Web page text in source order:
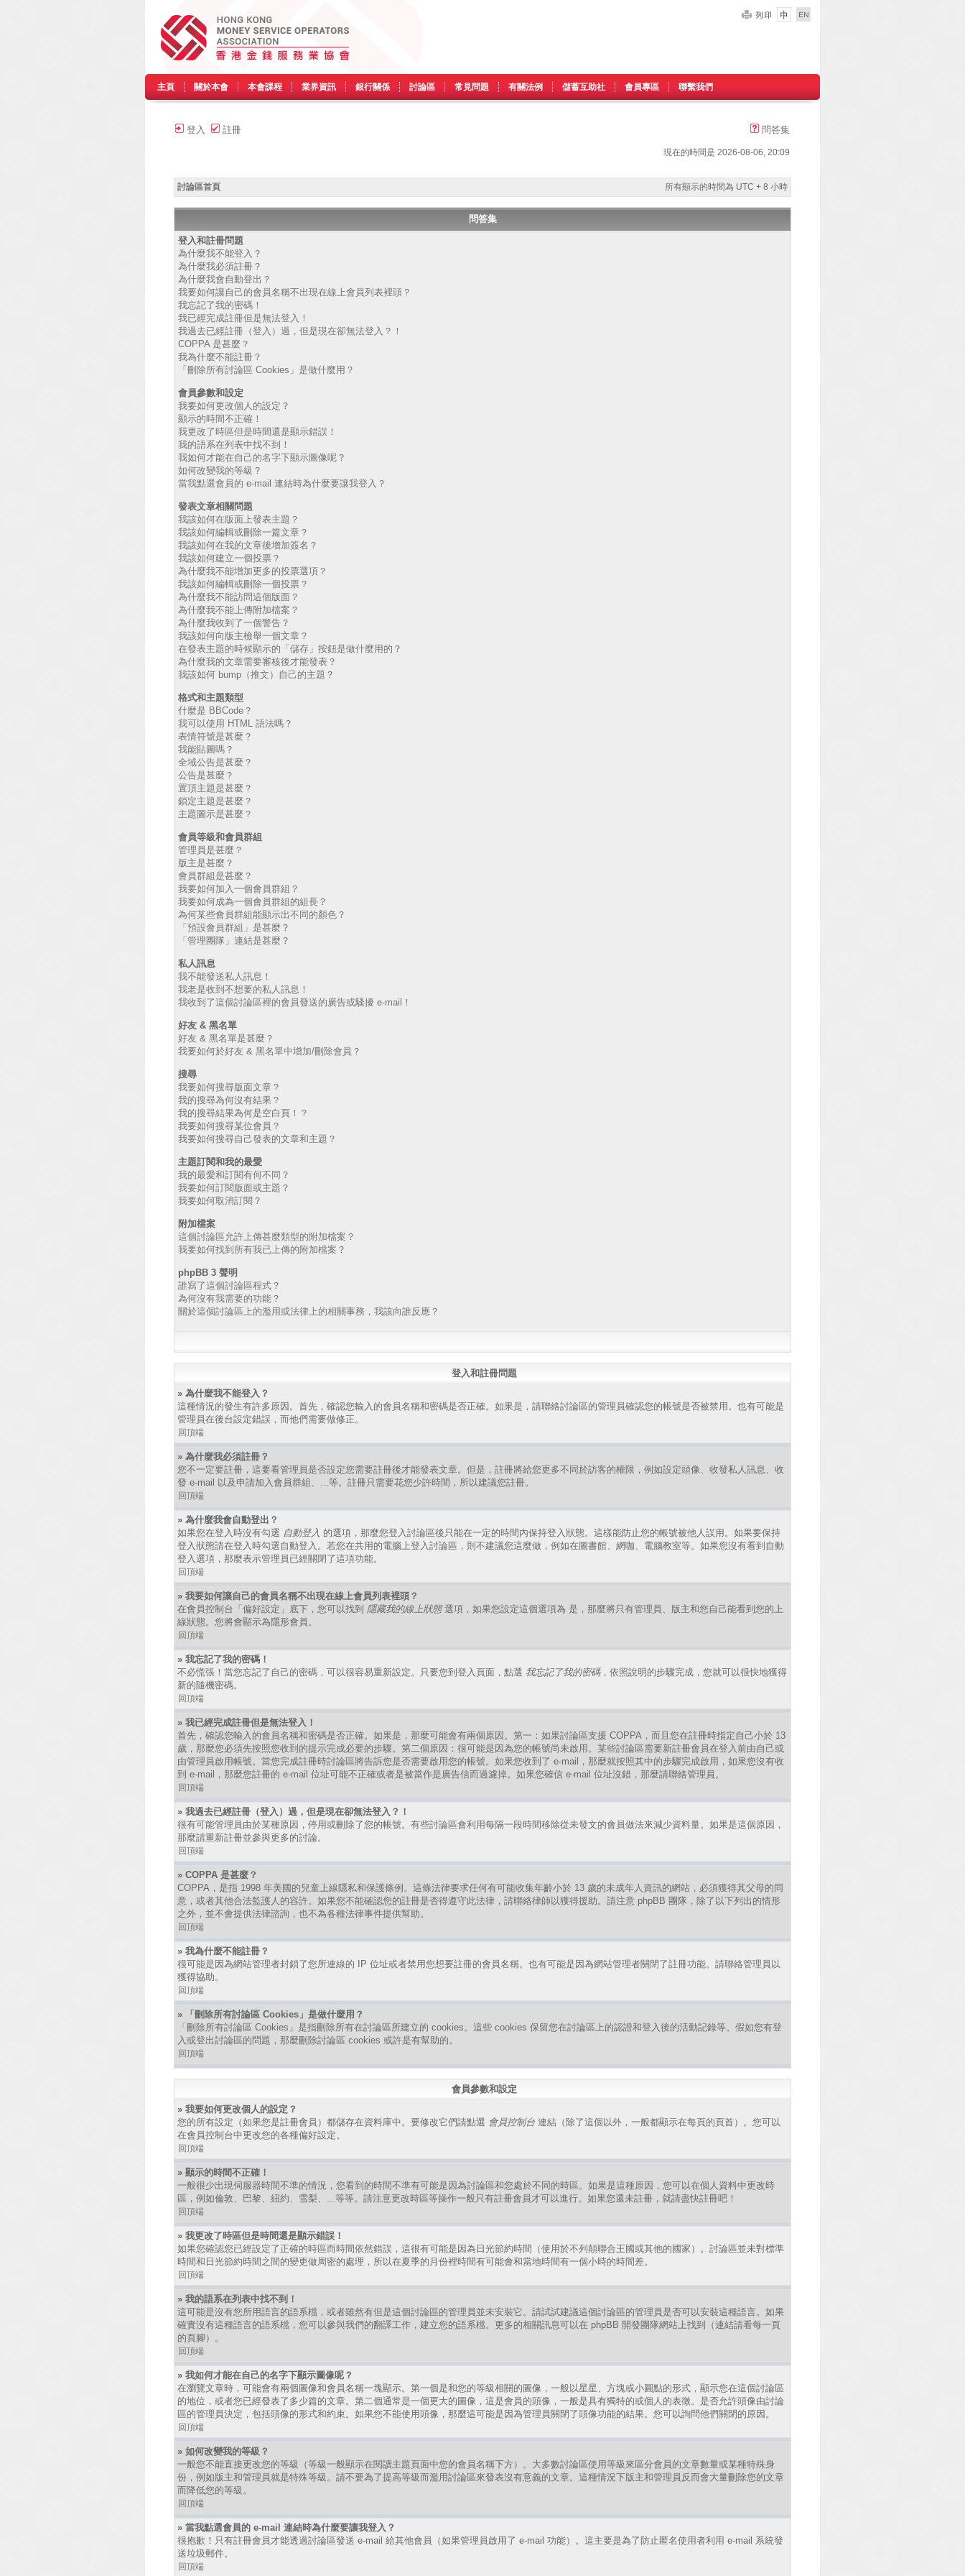
主頁 關於本會 本會課程 業界資訊 銀行關係 討論區 常見問題 有關法例 儲蓄互助社 會員專區 聯繫我們
登入 註冊 問答集
現在的時間是 2026-08-06, 20:09
討論區首頁 所有顯示的時間為 UTC + 8 小時
問答集
登入和註冊問題
為什麼我不能登入？
為什麼我必須註冊？
為什麼我會自動登出？
我要如何讓自己的會員名稱不出現在線上會員列表裡頭？
我忘記了我的密碼！
我已經完成註冊但是無法登入！
我過去已經註冊（登入）過，但是現在卻無法登入？！
COPPA 是甚麼？
我為什麼不能註冊？
「刪除所有討論區 Cookies」是做什麼用？
會員參數和設定
我要如何更改個人的設定？
顯示的時間不正確！
我更改了時區但是時間還是顯示錯誤！
我的語系在列表中找不到！
我如何才能在自己的名字下顯示圖像呢？
如何改變我的等級？
當我點選會員的 e-mail 連結時為什麼要讓我登入？
發表文章相關問題
我該如何在版面上發表主題？
我該如何編輯或刪除一篇文章？
我該如何在我的文章後增加簽名？
我該如何建立一個投票？
為什麼我不能增加更多的投票選項？
我該如何編輯或刪除一個投票？
為什麼我不能訪問這個版面？
為什麼我不能上傳附加檔案？
為什麼我收到了一個警告？
我該如何向版主檢舉一個文章？
在發表主題的時候顯示的「儲存」按鈕是做什麼用的？
為什麼我的文章需要審核後才能發表？
我該如何 bump（推文）自己的主題？
格式和主題類型
什麼是 BBCode？
我可以使用 HTML 語法嗎？
表情符號是甚麼？
我能貼圖嗎？
全域公告是甚麼？
公告是甚麼？
置頂主題是甚麼？
鎖定主題是甚麼？
主題圖示是甚麼？
會員等級和會員群組
管理員是甚麼？
版主是甚麼？
會員群組是甚麼？
我要如何加入一個會員群組？
我要如何成為一個會員群組的組長？
為何某些會員群組能顯示出不同的顏色？
「預設會員群組」是甚麼？
「管理團隊」連結是甚麼？
私人訊息
我不能發送私人訊息！
我老是收到不想要的私人訊息！
我收到了這個討論區裡的會員發送的廣告或騷擾 e-mail！
好友 & 黑名單
好友 & 黑名單是甚麼？
我要如何於好友 & 黑名單中增加/刪除會員？
搜尋
我要如何搜尋版面文章？
我的搜尋為何沒有結果？
我的搜尋結果為何是空白頁！？
我要如何搜尋某位會員？
我要如何搜尋自己發表的文章和主題？
主題訂閱和我的最愛
我的最愛和訂閱有何不同？
我要如何訂閱版面或主題？
我要如何取消訂閱？
附加檔案
這個討論區允許上傳甚麼類型的附加檔案？
我要如何找到所有我已上傳的附加檔案？
phpBB 3 聲明
誰寫了這個討論區程式？
為何沒有我需要的功能？
關於這個討論區上的濫用或法律上的相關事務，我該向誰反應？
登入和註冊問題
» 為什麼我不能登入？
這種情況的發生有許多原因。首先，確認您輸入的會員名稱和密碼是否正確。如果是，請聯絡討論區的管理員確認您的帳號是否被禁用。也有可能是
管理員在後台設定錯誤，而他們需要做修正。
回頂端
» 為什麼我必須註冊？
您不一定要註冊，這要看管理員是否設定您需要註冊後才能發表文章。但是，註冊將給您更多不同於訪客的權限，例如設定頭像、收發私人訊息、收
發 e-mail 以及申請加入會員群組、...等。註冊只需要花您少許時間，所以建議您註冊。
回頂端
» 為什麼我會自動登出？
如果您在登入時沒有勾選 自動登入 的選項，那麼您登入討論區後只能在一定的時間內保持登入狀態。這樣能防止您的帳號被他人誤用。如果要保持
登入狀態請在登入時勾選自動登入。若您在共用的電腦上登入討論區，則不建議您這麼做，例如在圖書館、網咖、電腦教室等。如果您沒有看到自動
登入選項，那麼表示管理員已經關閉了這項功能。
回頂端
» 我要如何讓自己的會員名稱不出現在線上會員列表裡頭？
在會員控制台「偏好設定」底下，您可以找到 隱藏我的線上狀態選項，如果您設定這個選項為 是 ，那麼將只有管理員、版主和您自己能看到您的上
線狀態。您將會顯示為隱形會員。
回頂端
» 我忘記了我的密碼！
不必慌張！當您忘記了自己的密碼，可以很容易重新設定。只要您到登入頁面，點選 我忘記了我的密碼，依照說明的步驟完成，您就可以很快地獲得
新的隨機密碼。
回頂端
» 我已經完成註冊但是無法登入！
首先，確認您輸入的會員名稱和密碼是否正確。如果是，那麼可能會有兩個原因。第一：如果討論區支援 COPPA，而且您在註冊時指定自己小於 13
歲，那麼您必須先按照您收到的提示完成必要的步驟。第二個原因：很可能是因為您的帳號尚未啟用。某些討論區需要新註冊會員在登入前由自己或
由管理員啟用帳號。當您完成註冊時討論區將告訴您是否需要啟用您的帳號。如果您收到了 e-mail，那麼就按照其中的步驟完成啟用，如果您沒有收
到 e-mail，那麼您註冊的 e-mail 位址可能不正確或者是被當作是廣告信而過濾掉。如果您確信 e-mail 位址沒錯，那麼請聯絡管理員。
回頂端
» 我過去已經註冊（登入）過，但是現在卻無法登入？！
很有可能管理員由於某種原因，停用或刪除了您的帳號。有些討論區會利用每隔一段時間移除從未發文的會員做法來減少資料量。如果是這個原因，
那麼請重新註冊並參與更多的討論。
回頂端
» COPPA 是甚麼？
COPPA，是指 1998 年美國的兒童上線隱私和保護條例。這條法律要求任何有可能收集年齡小於 13 歲的未成年人資訊的網站，必須獲得其父母的同
意，或者其他合法監護人的容許。如果您不能確認您的註冊是否得遵守此法律，請聯絡律師以獲得援助。請注意 phpBB 團隊，除了以下列出的情形
之外，並不會提供法律諮詢，也不為各種法律事件提供幫助。
回頂端
» 我為什麼不能註冊？
很可能是因為網站管理者封鎖了您所連線的 IP 位址或者禁用您想要註冊的會員名稱。也有可能是因為網站管理者關閉了註冊功能。請聯絡管理員以
獲得協助。
回頂端
» 「刪除所有討論區 Cookies」是做什麼用？
「刪除所有討論區 Cookies」是指刪除所有在討論區所建立的 cookies。這些 cookies 保留您在討論區上的認證和登入後的活動記錄等。假如您有登
入或登出討論區的問題，那麼刪除討論區 cookies 或許是有幫助的。
回頂端
會員參數和設定
» 我要如何更改個人的設定？
您的所有設定（如果您是註冊會員）都儲存在資料庫中。要修改它們請點選 會員控制台 連結（除了這個以外，一般都顯示在每頁的頁首）。您可以
在會員控制台中更改您的各種偏好設定。
回頂端
» 顯示的時間不正確！
一般很少出現伺服器時間不準的情況，您看到的時間不準有可能是因為討論區和您處於不同的時區。如果是這種原因，您可以在個人資料中更改時
區，例如倫敦、巴黎、紐約、雪梨、...等等。請注意更改時區等操作一般只有註冊會員才可以進行。如果您還未註冊，就請盡快註冊吧！
回頂端
» 我更改了時區但是時間還是顯示錯誤！
如果您確認您已經設定了正確的時區而時間依然錯誤，這很有可能是因為日光節約時間（使用於不列顛聯合王國或其他的國家）。討論區並未對標準
時間和日光節約時間之間的變更做周密的處理，所以在夏季的月份裡時間有可能會和當地時間有一個小時的時間差。
回頂端
» 我的語系在列表中找不到！
這可能是沒有您所用語言的語系檔，或者雖然有但是這個討論區的管理員並未安裝它。請試試建議這個討論區的管理員是否可以安裝這種語言。如果
確實沒有這種語言的語系檔，您可以參與我們的翻譯工作，建立您的語系檔。更多的相關訊息可以在 phpBB 開發團隊網站上找到（連結請看每一頁
的頁腳）。
回頂端
» 我如何才能在自己的名字下顯示圖像呢？
在瀏覽文章時，可能會有兩個圖像和會員名稱一塊顯示。第一個是和您的等級相關的圖像，一般以星星、方塊或小圓點的形式，顯示您在這個討論區
的地位，或者您已經發表了多少篇的文章。第二個通常是一個更大的圖像，這是會員的頭像，一般是具有獨特的或個人的表徵。是否允許頭像由討論
區的管理員決定，包括頭像的形式和約束。如果您不能使用頭像，那麼這可能是因為管理員關閉了頭像功能的結果。您可以詢問他們關閉的原因。
回頂端
» 如何改變我的等級？
一般您不能直接更改您的等級（等級一般顯示在閱讀主題頁面中您的會員名稱下方）。大多數討論區使用等級來區分會員的文章數量或某種特殊身
份，例如版主和管理員就是特殊等級。請不要為了提高等級而濫用討論區來發表沒有意義的文章。這種情況下版主和管理員反而會大量刪除您的文章
而降低您的等級。
回頂端
» 當我點選會員的 e-mail 連結時為什麼要讓我登入？
很抱歉！只有註冊會員才能透過討論區發送 e-mail 給其他會員（如果管理員啟用了 e-mail 功能）。這主要是為了防止匿名使用者利用 e-mail 系統發
送垃圾郵件。
回頂端